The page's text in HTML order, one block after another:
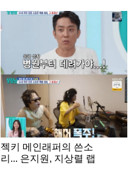
[★밤TView]
젝키 메인래퍼의 쓴소
리... 은지원, 지상렬 랩